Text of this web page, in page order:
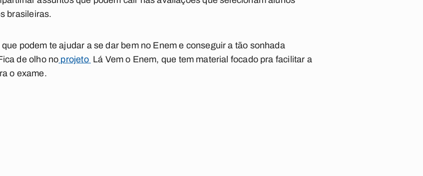
brasileiras.
podem te ajudar a se dar bem no Enem e conseguir a tão sonhada
de olho no projeto Lá Vem o Enem, que tem material focado pra facilitar a
o exame.